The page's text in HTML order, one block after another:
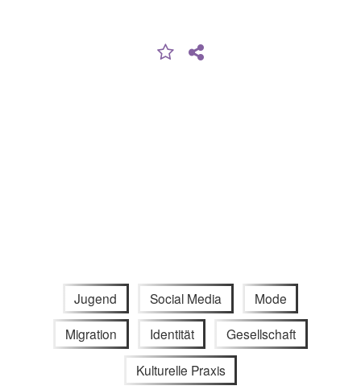
Jugend Social Media Mode
Migration Identität Gesellschaft
Kulturelle Praxis